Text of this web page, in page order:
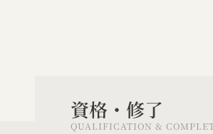
資格・修了
QUALIFICATION &